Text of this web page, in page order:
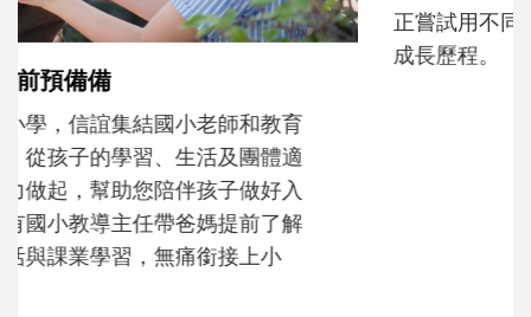
和孩子一起長大的那個男人│讀懂父親的
不同模樣
沒有人天生就擅長當爸爸！男人總是在一次
次「前所未有」的體驗中，跟著孩子一起長
大。從給予安全感的肢體遊戲，到獨立自
主、角色認同及解決問題的能力養成。爸爸